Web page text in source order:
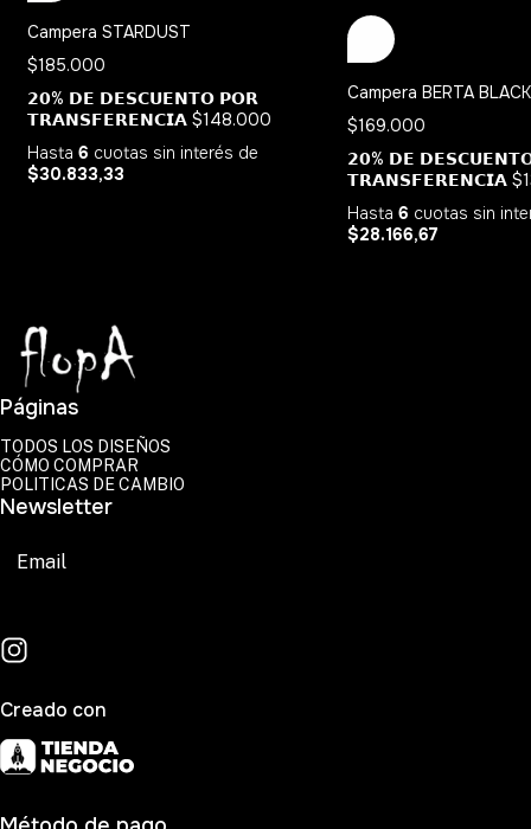
Campera STARDUST
$185.000
𝟮𝟬% 𝗗𝗘 𝗗𝗘𝗦𝗖𝗨𝗘𝗡𝗧𝗢 𝗣𝗢𝗥
𝗧𝗥𝗔𝗡𝗦𝗙𝗘𝗥𝗘𝗡𝗖𝗜𝗔 $148.000
Hasta 6 cuotas sin interés de
$30.833,33
Campera BERTA BLACK
$169.000
𝟮𝟬% 𝗗𝗘
𝗧𝗥𝗔𝗡𝗦𝗙𝗘𝗥𝗘𝗡𝗖𝗜𝗔
Hasta6 cuotas sin
$28.166,67
Páginas
TODOS LOS DISEÑOS
CÓMO COMPRAR
POLITICAS DE CAMBIO
Newsletter
Creado con